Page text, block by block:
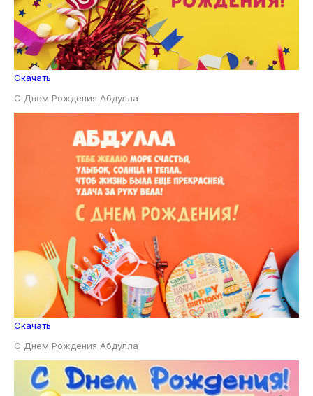
Скачать
С Днем Рождения Абдулла
Скачать
С Днем Рождения Абдулла